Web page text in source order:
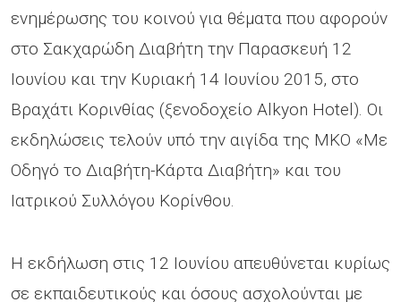
ενημέρωσης του κοινού για θέματα που αφορούν
στο Σακχαρώδη Διαβήτη την Παρασκευή 12
Ιουνίου και την Κυριακή 14 Ιουνίου 2015, στο
Βραχάτι Κορινθίας (ξενοδοχείο Alkyon Hotel). Οι
εκδηλώσεις τελούν υπό την αιγίδα της ΜΚΟ «Με
Οδηγό το Διαβήτη-Κάρτα Διαβήτη» και του
Ιατρικού Συλλόγου Κορίνθου.
H εκδήλωση στις 12 Ιουνίου απευθύνεται κυρίως
σε εκπαιδευτικούς και όσους ασχολούνται με